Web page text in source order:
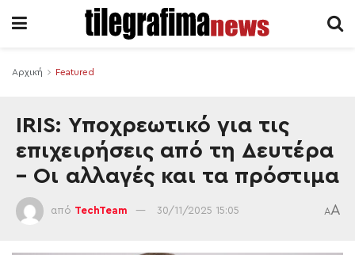
Αρχική Featured
IRIS: Υποχρεωτικό για τις
επιχειρήσεις από τη Δευτέρα
– Οι αλλαγές και τα πρόστιμα
από TechTeam 30/11/2025 15:05 AA